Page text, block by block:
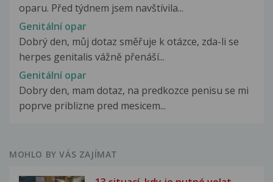
oparu. Před týdnem jsem navštívila...
Genitální opar
Dobrý den, můj dotaz směřuje k otázce, zda-li se
herpes genitalis vážně přenáší...
Genitální opar
Dobry den, mam dotaz, na predkozce penisu se mi
poprve priblizne pred mesicem...
MOHLO BY VÁS ZAJÍMAT